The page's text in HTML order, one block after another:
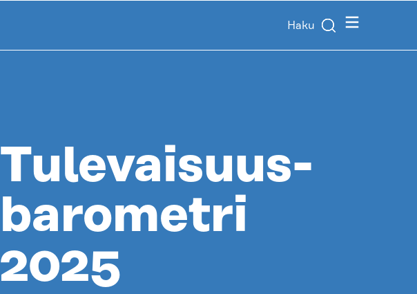
Haku Valikko
Tulevaisuus­
barometri
2025